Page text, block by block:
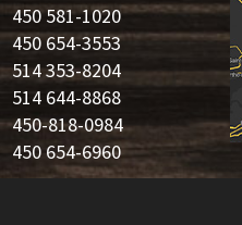
450 581-1020
450 654-3553
514 353-8204
514 644-8868
450-818-0984
450 654-6960